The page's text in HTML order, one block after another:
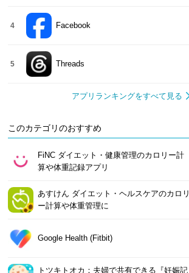
4 Facebook
5 Threads
アプリランキングをすべて見る
このカテゴリのおすすめ
FiNC ダイエット・健康管理のカロリー計
算や体重記録アプリ
あすけん ダイエット・ヘルスケアのカロリ
ー計算や体重管理に
Google Health (Fitbit)
トツキトオカ：夫婦で共有できる『妊娠記